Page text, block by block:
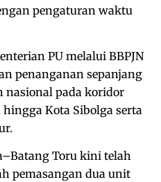
pengaturan waktu
PU melalui BBPJN
penanganan sepanjang
nasional pada koridor
Kota Sibolga serta
Toru kini telah
pemasangan dua unit